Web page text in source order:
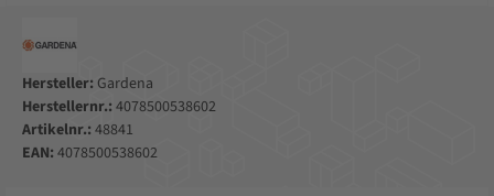
Hersteller: Gardena
Herstellernr.: 4078500538602
Artikelnr.: 48841
EAN: 4078500538602